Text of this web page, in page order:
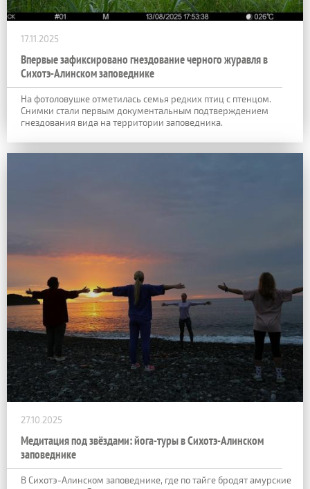
17.11.2025
Впервые зафиксировано гнездование черного журавля в
Сихотэ-Алинском заповеднике
На фотоловушке отметилась семья редких птиц с птенцом.
Снимки стали первым документальным подтверждением
гнездования вида на территории заповедника.
27.10.2025
Медитация под звёздами: йога-туры в Сихотэ-Алинском
заповеднике
В Сихотэ-Алинском заповеднике, где по тайге бродят амурские